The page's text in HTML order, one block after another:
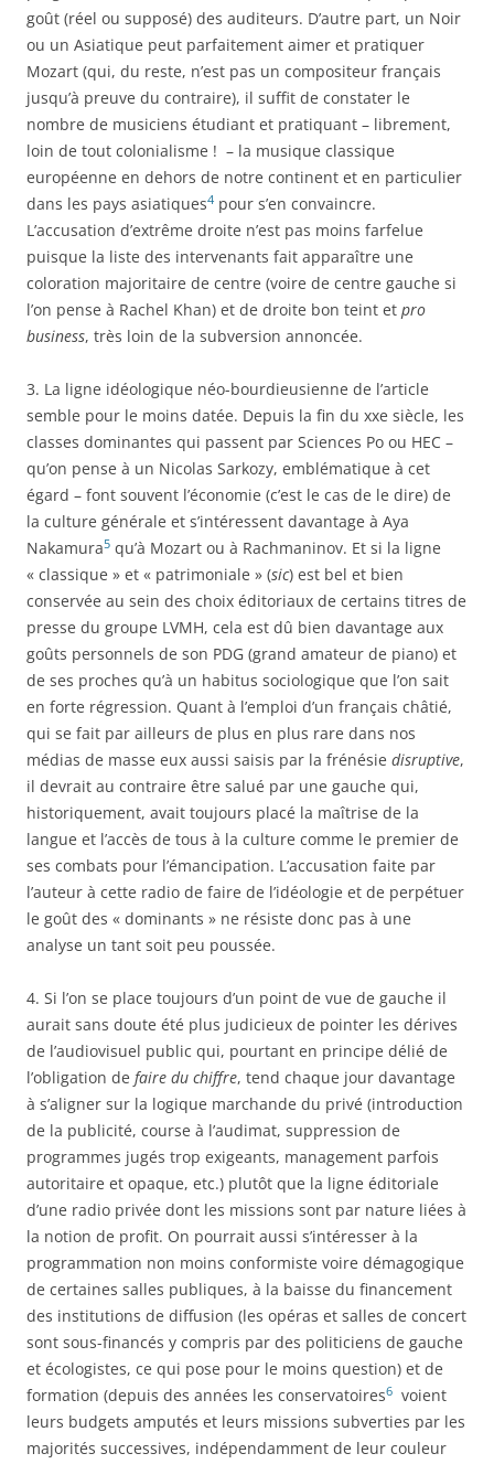
goût (réel ou supposé) des auditeurs. D’autre part, un Noir
ou un Asiatique peut parfaitement aimer et pratiquer
Mozart (qui, du reste, n’est pas un compositeur français
jusqu’à preuve du contraire), il suffit de constater le
nombre de musiciens étudiant et pratiquant – librement,
loin de tout colonialisme ! – la musique classique
européenne en dehors de notre continent et en particulier
dans les pays asiatiques4 pour s’en convaincre.
L’accusation d’extrême droite n’est pas moins farfelue
puisque la liste des intervenants fait apparaître une
coloration majoritaire de centre (voire de centre gauche si
l’on pense à Rachel Khan) et de droite bon teint et pro
business, très loin de la subversion annoncée.
3. La ligne idéologique néo-bourdieusienne de l’article
semble pour le moins datée. Depuis la fin du xxe siècle, les
classes dominantes qui passent par Sciences Po ou HEC –
qu’on pense à un Nicolas Sarkozy, emblématique à cet
égard – font souvent l’économie (c’est le cas de le dire) de
la culture générale et s’intéressent davantage à Aya
Nakamura5 qu’à Mozart ou à Rachmaninov. Et si la ligne
« classique » et « patrimoniale » (sic) est bel et bien
conservée au sein des choix éditoriaux de certains titres de
presse du groupe LVMH, cela est dû bien davantage aux
goûts personnels de son PDG (grand amateur de piano) et
de ses proches qu’à un habitus sociologique que l’on sait
en forte régression. Quant à l’emploi d’un français châtié,
qui se fait par ailleurs de plus en plus rare dans nos
médias de masse eux aussi saisis par la frénésie disruptive,
il devrait au contraire être salué par une gauche qui,
historiquement, avait toujours placé la maîtrise de la
langue et l’accès de tous à la culture comme le premier de
ses combats pour l’émancipation. L’accusation faite par
l’auteur à cette radio de faire de l’idéologie et de perpétuer
le goût des « dominants » ne résiste donc pas à une
analyse un tant soit peu poussée.
4. Si l’on se place toujours d’un point de vue de gauche il
aurait sans doute été plus judicieux de pointer les dérives
de l’audiovisuel public qui, pourtant en principe délié de
l’obligation de faire du chiffre, tend chaque jour davantage
à s’aligner sur la logique marchande du privé (introduction
de la publicité, course à l’audimat, suppression de
programmes jugés trop exigeants, management parfois
autoritaire et opaque, etc.) plutôt que la ligne éditoriale
d’une radio privée dont les missions sont par nature liées à
la notion de profit. On pourrait aussi s’intéresser à la
programmation non moins conformiste voire démagogique
de certaines salles publiques, à la baisse du financement
des institutions de diffusion (les opéras et salles de concert
sont sous-financés y compris par des politiciens de gauche
et écologistes, ce qui pose pour le moins question) et de
formation (depuis des années les conservatoires6 voient
leurs budgets amputés et leurs missions subverties par les
majorités successives, indépendamment de leur couleur